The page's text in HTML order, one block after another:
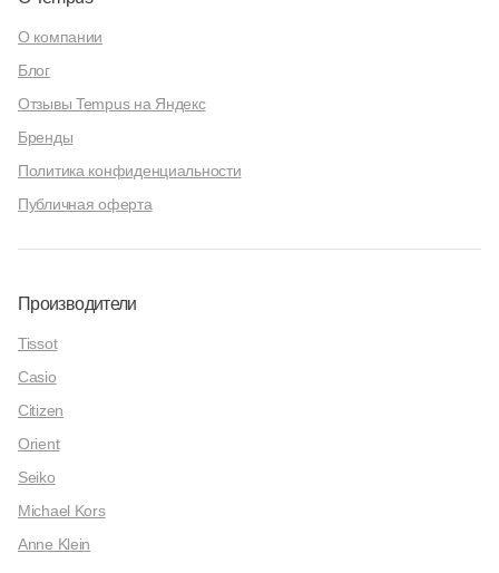
О компании
Блог
Отзывы Tempus на Яндекс
Бренды
Политика конфиденциальности
Публичная оферта
Производители
Tissot
Casio
Citizen
Orient
Seiko
Michael Kors
Anne Klein